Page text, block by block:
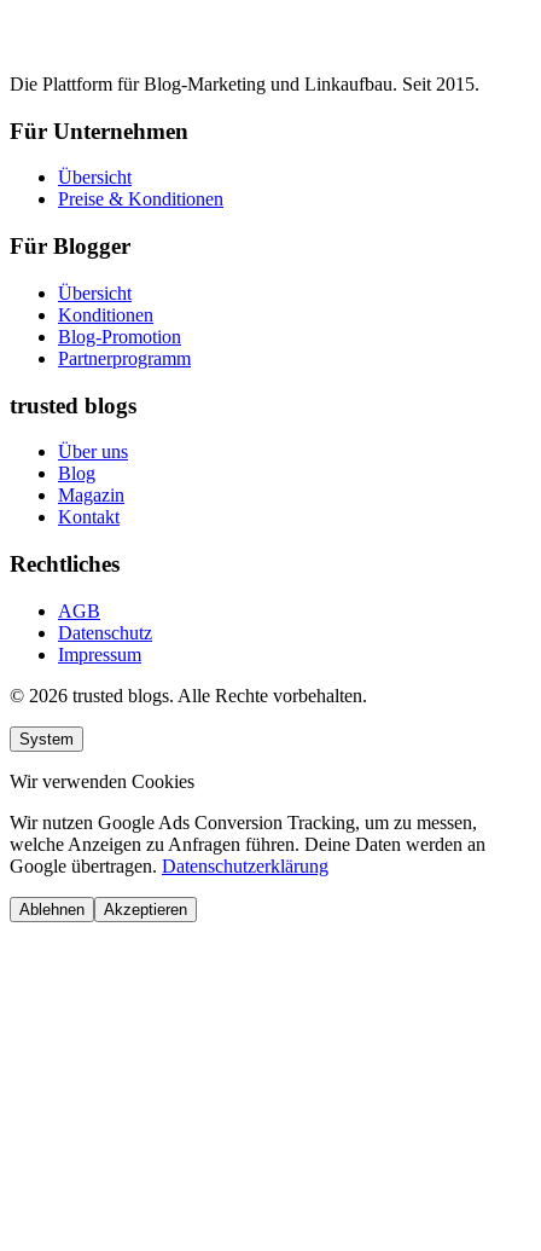
Die Plattform für Blog-Marketing und Linkaufbau. Seit 2015.
Für Unternehmen
Übersicht
Preise & Konditionen
Für Blogger
Übersicht
Konditionen
Blog-Promotion
Partnerprogramm
trusted blogs
Über uns
Blog
Magazin
Kontakt
Rechtliches
AGB
Datenschutz
Impressum
© 2026 trusted blogs. Alle Rechte vorbehalten.
System
Wir verwenden Cookies
Wir nutzen Google Ads Conversion Tracking, um zu messen,
welche Anzeigen zu Anfragen führen. Deine Daten werden an
Google übertragen. Datenschutzerklärung
Ablehnen Akzeptieren